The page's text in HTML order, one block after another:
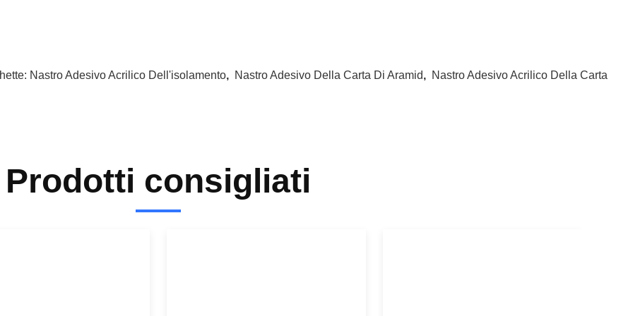
Nastro Adesivo Acrilico Dell'isolamento, Nastro Adesivo Della Carta Di Aramid, Nastro Adesivo Acrilico Della Carta
Prodotti consigliati